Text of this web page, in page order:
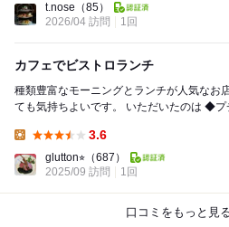
t.nose （85）
2026/04 訪問
1回
カフェでビストロランチ
種類豊富なモーニングとランチが人気なお店 ハキハキと元気な接客が
ても気持ちよいです。 いただいたのは ◆プチ贅沢コース ¥3850 前菜盛り
3.6
glutton⭐︎ （687）
2025/09 訪問
1回
口コミをもっと見